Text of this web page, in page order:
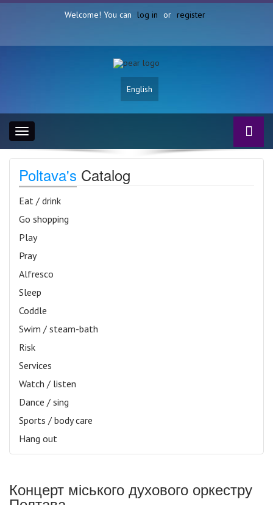
Welcome! You can log in or register
English
Toggle
navigation
Poltava's Catalog
Eat / drink
Go shopping
Play
Pray
Alfresco
Sleep
Coddle
Swim / steam-bath
Risk
Services
Watch / listen
Dance / sing
Sports / body care
Hang out
Концерт міського духового оркестру